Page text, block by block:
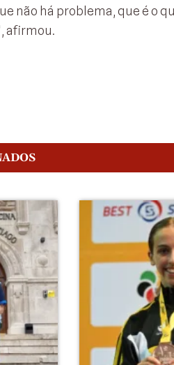
não há problema, que é o
afirmou.